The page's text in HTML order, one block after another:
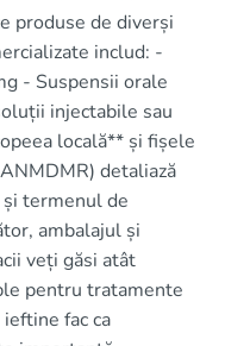
produse de diverși
includ: -
- Suspensii orale
injectabile sau
locală** și fișele
detaliază
termenul de
ambalajul și
veți găsi atât
pentru tratamente
fac ca